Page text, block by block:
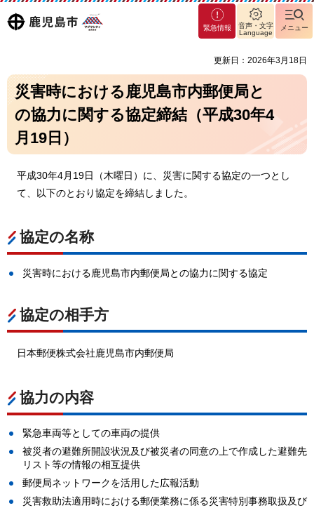
鹿児島
マグ
マシ
緊急情報
音声・文字
Language
メニュー
更新日：2026年3月18日
災害時における鹿児島市内郵便局と
の協力に関する協定締結（平成30年4
月19日）
平成30年4月19日（木曜日）に、災害に関する協定の一つとし
て、以下のとおり協定を締結しました。
協定の名称
災害時における鹿児島市内郵便局との協力に関する協定
協定の相手方
日本郵便株式会社鹿児島市内郵便局
協力の内容
緊急車両等としての車両の提供
被災者の避難所開設状況及び被災者の同意の上で作成した避難先
リスト等の情報の相互提供
郵便局ネットワークを活用した広報活動
災害救助法適用時における郵便業務に係る災害特別事務取扱及び